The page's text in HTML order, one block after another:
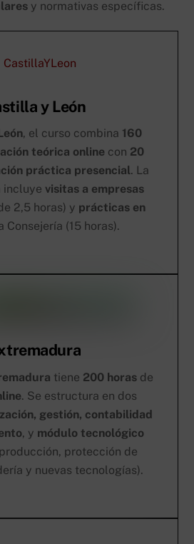
y normativas específicas.
y León
, el curso combina 160
teórica online con 20
práctica presencial. La
incluye visitas a empresas
2,5 horas) y prácticas en
Consejería (15 horas).
tiene 200 horasde
. Se estructura en dos
gestión, contabilidad
, y módulo tecnológico
protección de
y nuevas tecnologías).